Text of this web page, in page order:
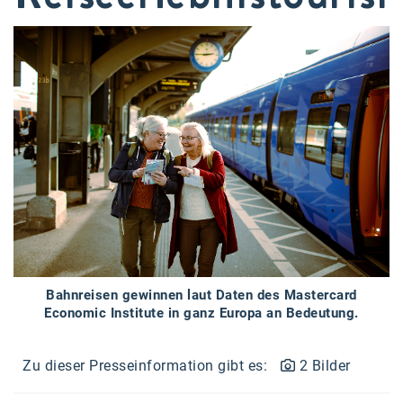
Braun
BRP-Rotax
Bundesdenkmalamt
Calle Libre
DDB Wien
Enkeltaugliches Österreich
Gillette
Gillette Venus
GrECo
Bahnreisen gewinnen laut Daten des Mastercard
Economic Institute in ganz Europa an Bedeutung.
Zu dieser Presseinformation gibt es: 2 Bilder